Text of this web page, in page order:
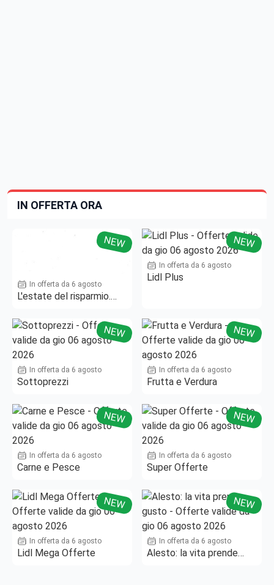
IN OFFERTA ORA
NEW
In offerta da 6 agosto
L'estate del risparmio.
NEW
In offerta da 6 agosto
Lidl Plus
NEW
In offerta da 6 agosto
Sottoprezzi
NEW
In offerta da 6 agosto
Frutta e Verdura
NEW
In offerta da 6 agosto
Carne e Pesce
NEW
In offerta da 6 agosto
Super Offerte
NEW
In offerta da 6 agosto
Lidl Mega Offerte
NEW
In offerta da 6 agosto
Alesto: la vita prende